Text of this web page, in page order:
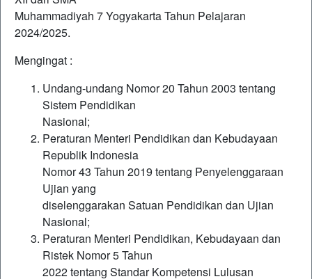
Muhammadiyah 7 Yogyakarta Tahun Pelajaran
2024/2025.
Mengingat :
Undang-undang Nomor 20 Tahun 2003 tentang
Sistem Pendidikan
Nasional;
Peraturan Menteri Pendidikan dan Kebudayaan
Republik Indonesia
Nomor 43 Tahun 2019 tentang Penyelenggaraan
Ujian yang
diselenggarakan Satuan Pendidikan dan Ujian
Nasional;
Peraturan Menteri Pendidikan, Kebudayaan dan
Ristek Nomor 5 Tahun
2022 tentang Standar Kompetensi Lulusan